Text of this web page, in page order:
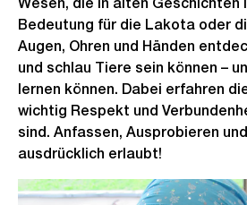
Bedeutung für die Lakota oder
Augen, Ohren und Händen
und schlau Tiere sein können –
lernen können. Dabei erfahren
wichtig Respekt und
sind. Anfassen, Ausprobieren
ausdrücklich erlaubt!